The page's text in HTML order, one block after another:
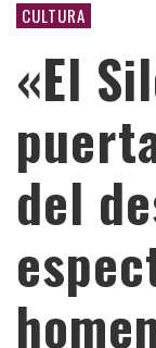
CULTURA
«El
del